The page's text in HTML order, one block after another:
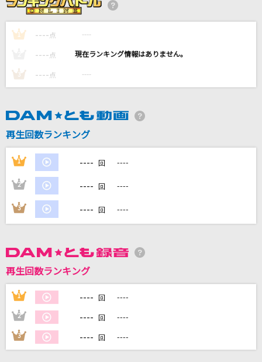
X JAPAN (X)
かくれんぼ
三原色
シャ乱Q
カラオケ最新情報をチェック！
1 ---- 点 ----
---- 点 ----
3 ---- 点 ----
再生回数ランキング
1 ---- 回 ----
2 ---- 回 ----
3 ---- 回 ----
再生回数ランキング
1 ---- 回 ----
2 ---- 回 ----
3 ---- 回 ----